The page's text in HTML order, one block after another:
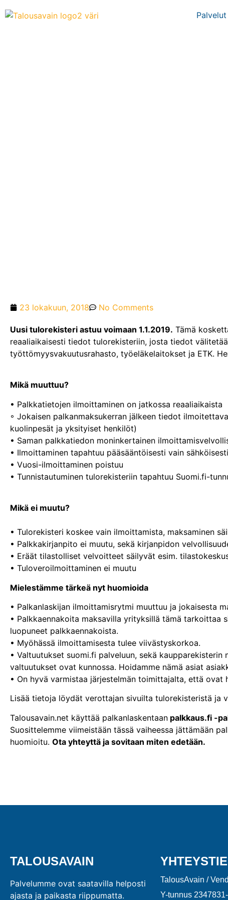
Palvelut
23 lokakuun, 2018 No Comments
Uusi tulorekisteri astuu voimaan 1.1.2019. Tämä
reaaliaikaisesti tiedot tulorekisteriin, josta tiedot
työttömyysvakuutusrahasto, työeläkelaitokset ja ETK.
Mikä muuttuu?
• Palkkatietojen ilmoittaminen on jatkossa reaaliaikaista
◦ Jokaisen palkanmaksukerran jälkeen tiedot
kuolinpesät ja yksityiset henkilöt)
• Saman palkkatiedon moninkertainen
• Ilmoittaminen tapahtuu pääsääntöisesti vain sähköisesti
• Vuosi-ilmoittaminen poistuu
• Tunnistautuminen tulorekisteriin tapahtuu Suomi.fi-
Mikä ei muutu?
• Tulorekisteri koskee vain ilmoittamista, maksaminen
• Palkkakirjanpito ei muutu, sekä kirjanpidon
• Eräät tilastolliset velvoitteet säilyvät esim.
• Tuloveroilmoittaminen ei muutu
Mielestämme tärkeä nyt huomioida
• Palkanlaskijan ilmoittamisrytmi muuttuu ja jokaisesta
• Palkkaennakoita maksavilla yrityksillä tämä
luopuneet palkkaennakoista.
• Myöhässä ilmoittamisesta tulee viivästyskorkoa.
• Valtuutukset suomi.fi palveluun, sekä
valtuutukset ovat kunnossa. Hoidamme nämä asiat
• On hyvä varmistaa järjestelmän toimittajalta, että
Lisää tietoja löydät verottajan sivuilta tulorekisteristä ja
Talousavain.net käyttää palkanlaskentaan palkkaus.fi -
Suosittelemme viimeistään tässä vaiheessa jättämään
huomioitu. Ota yhteyttä ja sovitaan miten edetään.
TALOUSAVAIN
Palvelumme ovat saatavilla helposti
ajasta ja paikasta riippumatta.
TalousAvain /
Y-tunnus